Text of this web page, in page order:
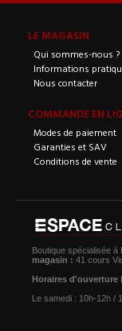
LE MAGASIN
Qui sommes-nous ?
Informations
Nous contacter
COMMANDE EN
Modes de paiement
Garanties et SAV
Conditions de vente
Boutique spécialisée à
magasin : 41 cours
Horaires d'ouverture
Le samedi : 10h-12h /